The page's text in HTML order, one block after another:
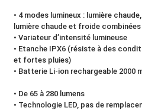
• 4 modes lumineux : lumière
lumière chaude et froide combinées
• Variateur d’intensité lumineuse
• Etanche IPX6 (résiste à des
et fortes pluies)
• Batterie Li-ion rechargeable 2000
• De 65 à 280 lumens
• Technologie LED, pas de